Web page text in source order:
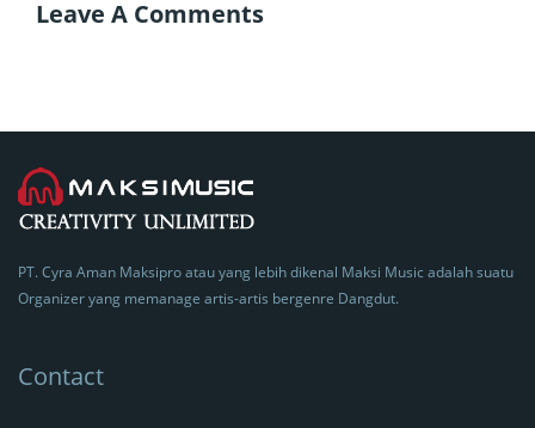
Leave A Comments
PT. Cyra Aman Maksipro atau yang lebih dikenal Maksi Music adalah suatu
Organizer yang memanage artis-artis bergenre Dangdut.
Contact